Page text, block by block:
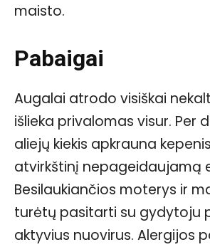
maisto.
Pabaigai
Augalai atrodo visiškai
išlieka privalomas visur. Per
aliejų kiekis apkrauna
atvirkštinį nepageidaujamą
Besilaukiančios moterys ir
turėtų pasitarti su gydytoju
aktyvius nuovirus. Alergijos